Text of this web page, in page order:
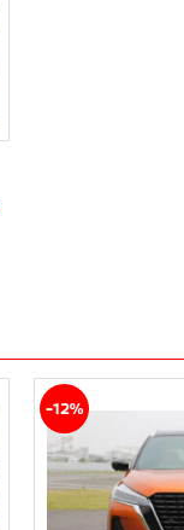
-12%